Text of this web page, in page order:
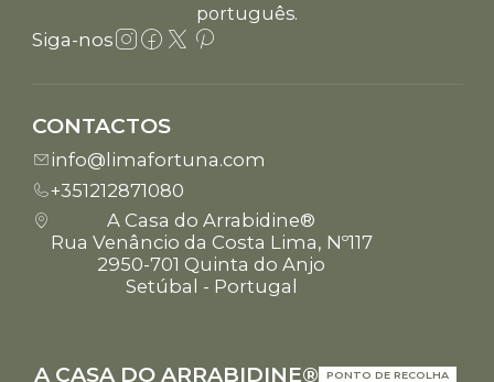
português.
Siga-nos
CONTACTOS
info@limafortuna.com
+351212871080
A Casa do Arrabidine®
Rua Venâncio da Costa Lima, Nº117
2950-701 Quinta do Anjo
Setúbal - Portugal
A CASA DO ARRABIDINE® PONTO DE RECOLHA